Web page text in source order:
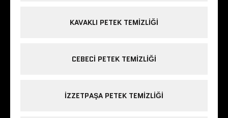
KAVAKLI PETEK TEMIZLIĞI
CEBECI PETEK TEMIZLIĞI
IZZETPAŞA PETEK TEMIZLIĞI